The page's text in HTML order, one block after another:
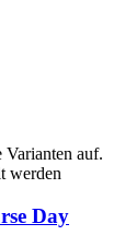
Varianten auf.
werden
Day